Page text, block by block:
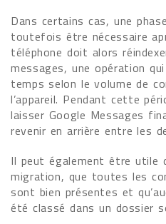
Dans certains cas, une
toutefois être nécessaire
téléphone doit alors
messages, une opération
temps selon le volume de
l’appareil. Pendant cette
laisser Google Messages
revenir en arrière entre les
Il peut également être utile
migration, que toutes les
sont bien présentes et
été classé dans un dossier